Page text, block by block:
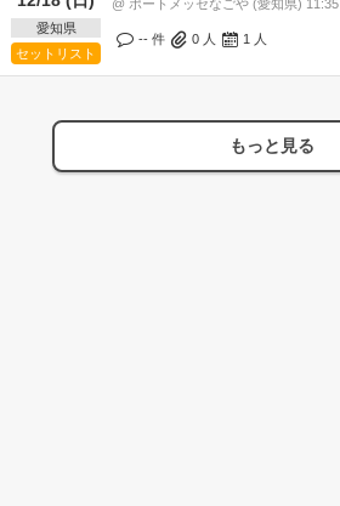
愛知県
セットリスト
@ ポートメッセなごや (愛知県) 11:35
-- 件 0 人 1 人
もっと見る